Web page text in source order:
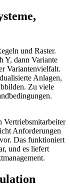
und Raster.
Y, dann Variante
Variantenvielfalt.
Anlagen,
Zu viele
Vertriebsmitarbeiter
Anforderungen
Das funktioniert
und es liefert